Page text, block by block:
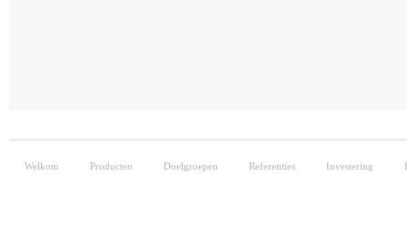
Welkom Producten Doelgroepen Referenties Investering